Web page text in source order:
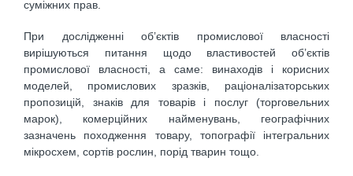
суміжних прав.
При дослідженні об’єктів промислової власності
вирішуються питання щодо властивостей об’єктів
промислової власності, а саме: винаходів і корисних
моделей, промислових зразків, раціоналізаторських
пропозицій, знаків для товарів і послуг (торговельних
марок), комерційних найменувань, географічних
зазначень походження товару, топографії інтегральних
мікросхем, сортів рослин, порід тварин тощо.